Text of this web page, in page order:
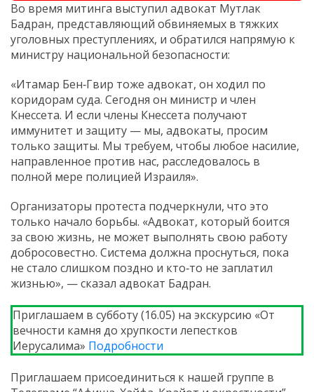
Во время митинга выступил адвокат Мутлак
Бадран, представляющий обвиняемых в тяжких
уголовных преступлениях, и обратился напрямую к
министру национальной безопасности:
«Итамар Бен‑Гвир тоже адвокат, он ходил по
коридорам суда. Сегодня он министр и член
Кнессета. И если члены Кнессета получают
иммунитет и защиту — мы, адвокаты, просим
только защиты. Мы требуем, чтобы любое насилие,
направленное против нас, расследовалось в
полной мере полицией Израиля».
Организаторы протеста подчеркнули, что это
только начало борьбы. «Адвокат, который боится
за свою жизнь, не может выполнять свою работу
добросовестно. Система должна проснуться, пока
не стало слишком поздно и кто‑то не заплатил
жизнью», — сказал адвокат Бадран.
Приглашаем в субботу (16.05) на экскурсию «От
вечности камня до хрупкости лепестков
Иерусалима» Подробности
Приглашаем присоединиться к нашей группе в